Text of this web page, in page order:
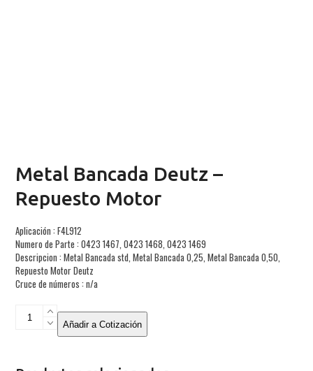
Metal Bancada Deutz –
Repuesto Motor
Aplicación : F4L912
Numero de Parte : 0423 1467, 0423 1468, 0423 1469
Descripcion : Metal Bancada std, Metal Bancada 0,25, Metal Bancada 0,50,
Repuesto Motor Deutz
Cruce de números : n/a
Metal
Bancada
Añadir a Cotización